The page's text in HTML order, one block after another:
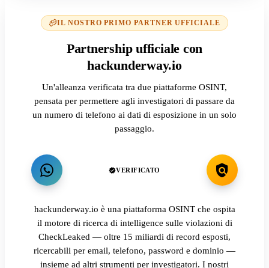
IL NOSTRO PRIMO PARTNER UFFICIALE
Partnership ufficiale con
hackunderway.io
Un'alleanza verificata tra due piattaforme OSINT,
pensata per permettere agli investigatori di passare da
un numero di telefono ai dati di esposizione in un solo
passaggio.
VERIFICATO
hackunderway.io è una piattaforma OSINT che ospita
il motore di ricerca di intelligence sulle violazioni di
CheckLeaked — oltre 15 miliardi di record esposti,
ricercabili per email, telefono, password e dominio —
insieme ad altri strumenti per investigatori. I nostri